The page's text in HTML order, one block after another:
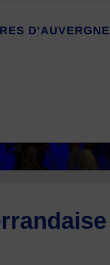
RES D'AUVERGNE